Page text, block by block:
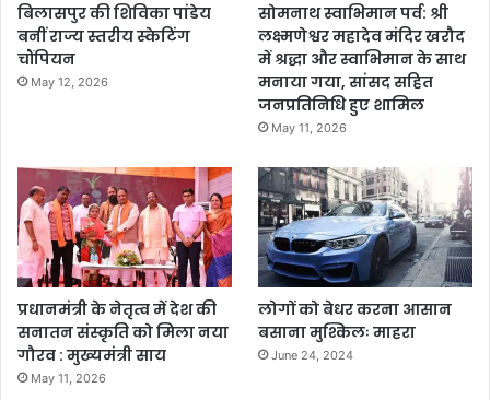
बिलासपुर की शिविका पांडेय
बनीं राज्य स्तरीय स्केटिंग
चौंपियन
May 12, 2026
सोमनाथ स्वाभिमान पर्व: श्री
लक्ष्मणेश्वर महादेव मंदिर खरौद
में श्रद्धा और स्वाभिमान के साथ
मनाया गया, सांसद सहित
जनप्रतिनिधि हुए शामिल
May 11, 2026
प्रधानमंत्री के नेतृत्व में देश की
सनातन संस्कृति को मिला नया
गौरव : मुख्यमंत्री साय
May 11, 2026
लोगों को बेधर करना आसान
बसाना मुश्किलः माहरा
June 24, 2024